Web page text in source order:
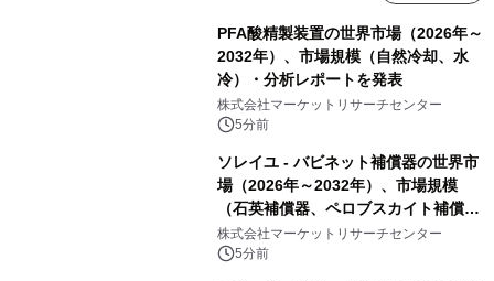
PFA酸精製装置の世界市場（2026年～
2032年）、市場規模（自然冷却、水
冷）・分析レポートを発表
株式会社マーケットリサーチセンター
5分前
ソレイユ - バビネット補償器の世界市
場（2026年～2032年）、市場規模
（石英補償器、ペロブスカイト補償
器、その他）・分析レポートを発表
株式会社マーケットリサーチセンター
5分前